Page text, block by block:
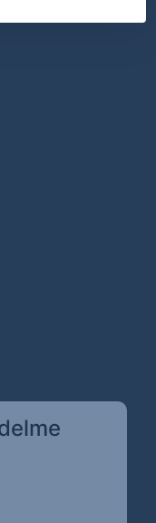
ugrik)